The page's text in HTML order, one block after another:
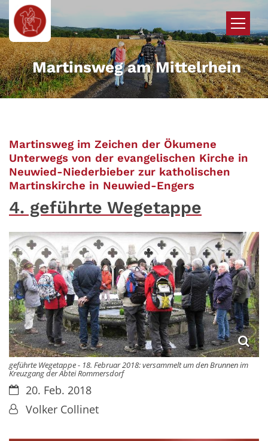
Zum Inhalt springen
Martinsweg am Mittelrhein
Martinsweg im Zeichen der Ökumene
Unterwegs von der evangelischen Kirche in
Neuwied-Niederbieber zur katholischen
Martinskirche in Neuwied-Engers:
4. geführte Wegetappe
geführte Wegetappe - 18. Februar 2018: versammelt um den Brunnen im
Kreuzgang der Abtei Rommersdorf
Datum:20. Feb. 2018
Von:Volker Collinet